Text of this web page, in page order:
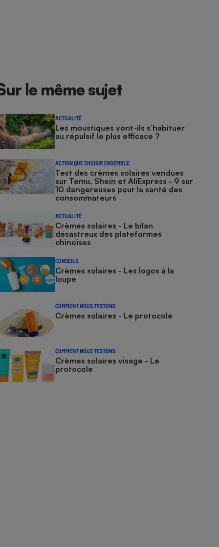
le même sujet
ACTUALITÉ
Les moustiques vont-ils s’habituer
au répulsif le plus efficace ?
ACTION QUE CHOISIR ENSEMBLE
Test des crèmes solaires vendues
sur Temu, Shein et AliExpress - 9 sur
10 dangereuses pour la santé des
consommateurs
ACTUALITÉ
Crèmes solaires - Le bilan
désastreux des plateformes
chinoises
CONSEILS
Crèmes solaires - Les logos à la
loupe
COMMENT NOUS TESTONS
Crèmes solaires - Le protocole
COMMENT NOUS TESTONS
Crèmes solaires visage - Le
protocole